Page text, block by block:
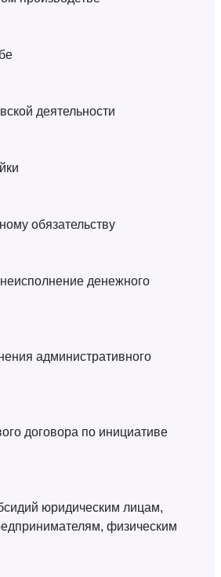
деятельности
обязательству
денежного
административного
договора по инициативе
юридическим лицам,
физическим